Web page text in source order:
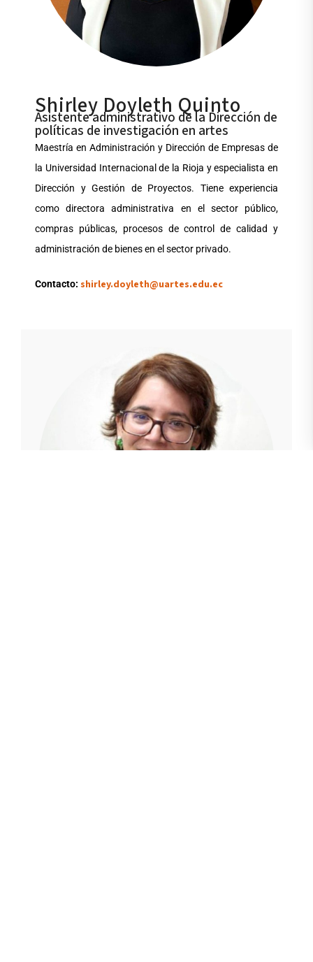
Shirley Doyleth Quinto
Asistente administrativo de la Dirección de
políticas de investigación en artes
Maestría en Administración y Dirección de Empresas de
la Universidad Internacional de la Rioja y especialista en
Dirección y Gestión de Proyectos. Tiene experiencia
como directora administrativa en el sector público,
compras públicas, procesos de control de calidad y
administración de bienes en el sector privado.
Contacto: shirley.doyleth@uartes.edu.ec